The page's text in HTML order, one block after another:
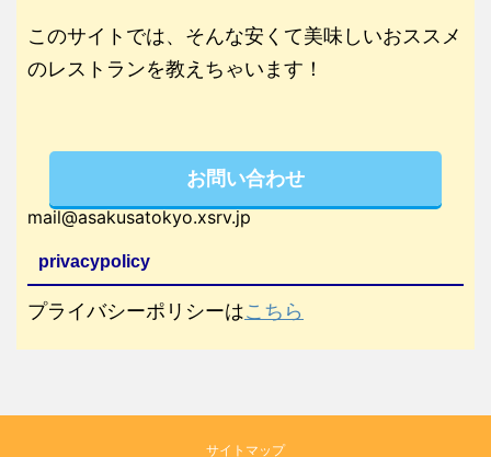
このサイトでは、そんな安くて美味しいおススメ
のレストランを教えちゃいます！
お問い合わせ
mail@asakusatokyo.xsrv.jp
privacypolicy
プライバシーポリシーはこちら
サイトマップ